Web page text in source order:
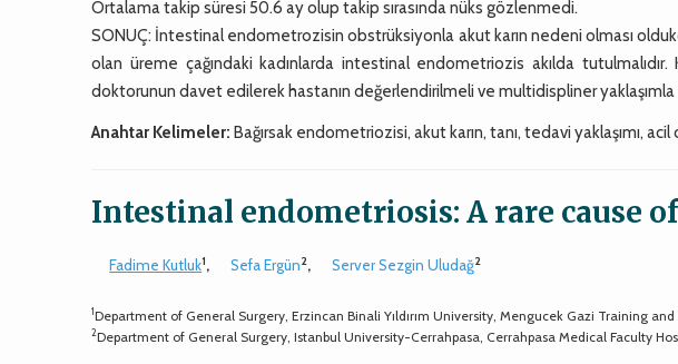
Ortalama takip süresi 50.6 ay olup takip sırasında nüks gözlenmedi.
SONUÇ: İntestinal endometrozisin obstrüksiyonla akut karın nedeni olması
olan üreme çağındaki kadınlarda intestinal endometriozis akılda
doktorunun davet edilerek hastanın değerlendirilmeli ve multidispliner
Anahtar Kelimeler: Bağırsak endometriozisi, akut karın, tanı, tedavi yaklaşımı, acil
Intestinal endometriosis: A rare cause
Fadime Kutluk1, Sefa Ergün2, Server Sezgin Uludağ2
1Department of General Surgery, Erzincan Binali Yıldırım University, Mengucek Gazi Training
2Department of General Surgery, Istanbul University-Cerrahpasa, Cerrahpasa Medical Faculty